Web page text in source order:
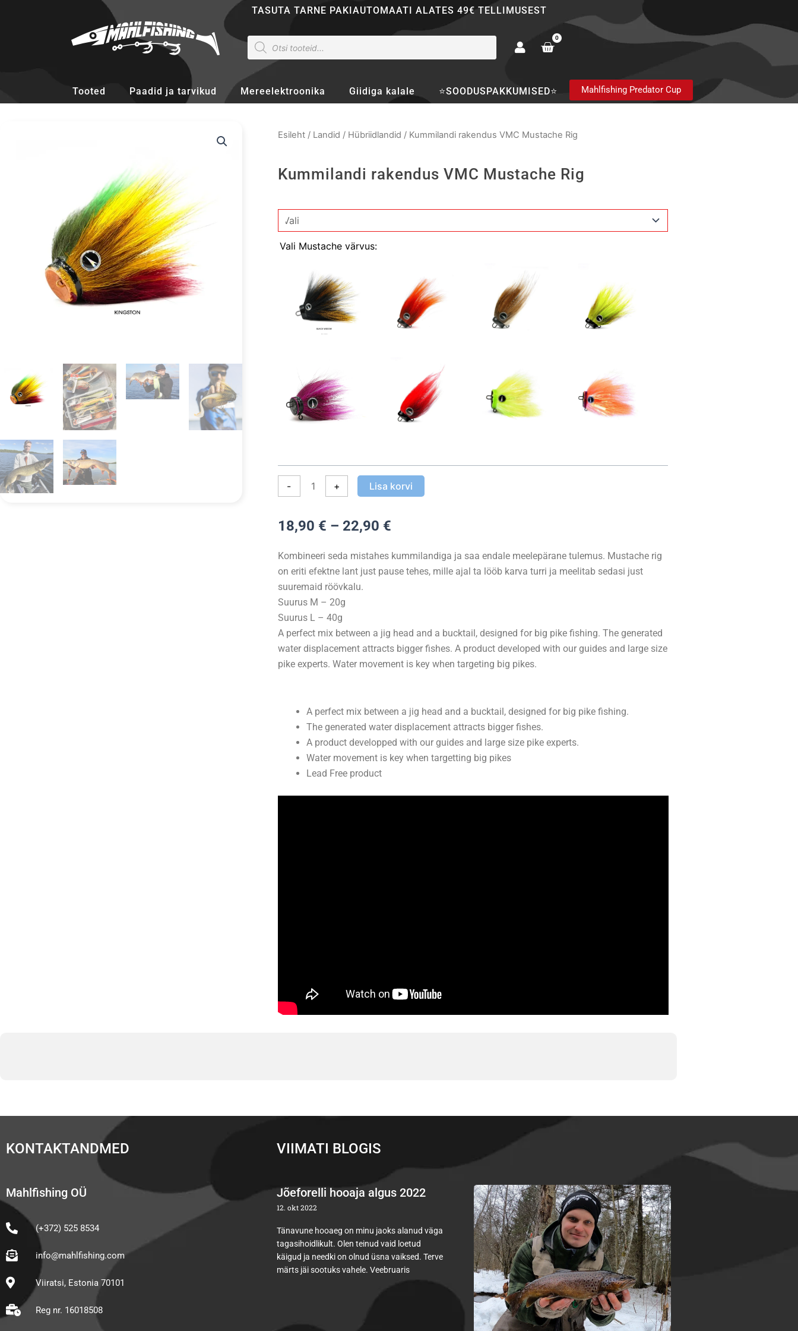
TASUTA TARNE PAKIAUTOMAATI ALATES 49€ TELLIMUSEST
Products
search
0
Cart
Tooted Paadid ja tarvikud Mereelektroonika Giidiga kalale ⭐SOODUSPAKKUMISED⭐ Mahlfishing Predator Cup
Esileht/ Landid / Hübriidlandid / Kummilandi rakendus VMC Mustache Rig
Kummilandi rakendus VMC Mustache Rig
Vali Mustache värvus:
-
Kummilandi
rakendus
VMC
+ Lisa korvi
18,90 € – 22,90 €Hinnavahemik:
kuni
22,90 €
Kombineeri seda mistahes kummilandiga ja saa endale meelepärane tulemus. Mustache rig
on eriti efektne lant just pause tehes, mille ajal ta lööb karva turri ja meelitab sedasi just
suuremaid röövkalu.
Suurus M – 20g
Suurus L – 40g
A perfect mix between a jig head and a bucktail, designed for big pike fishing. The generated
water displacement attracts bigger fishes. A product developed with our guides and large size
pike experts. Water movement is key when targeting big pikes.
A perfect mix between a jig head and a bucktail, designed for big pike fishing.
The generated water displacement attracts bigger fishes.
A product developped with our guides and large size pike experts.
Water movement is key when targetting big pikes
Lead Free product
KONTAKTANDMED
Mahlfishing OÜ
(+372) 525 8534
info@mahlfishing.com
Viiratsi, Estonia 70101
Reg nr. 16018508
VIIMATI BLOGIS
Jõeforelli hooaja algus 2022
12. okt 2022
Tänavune hooaeg on minu jaoks alanud väga
tagasihoidlikult. Olen teinud vaid loetud
käigud ja needki on olnud üsna vaiksed. Terve
märts jäi sootuks vahele. Veebruaris